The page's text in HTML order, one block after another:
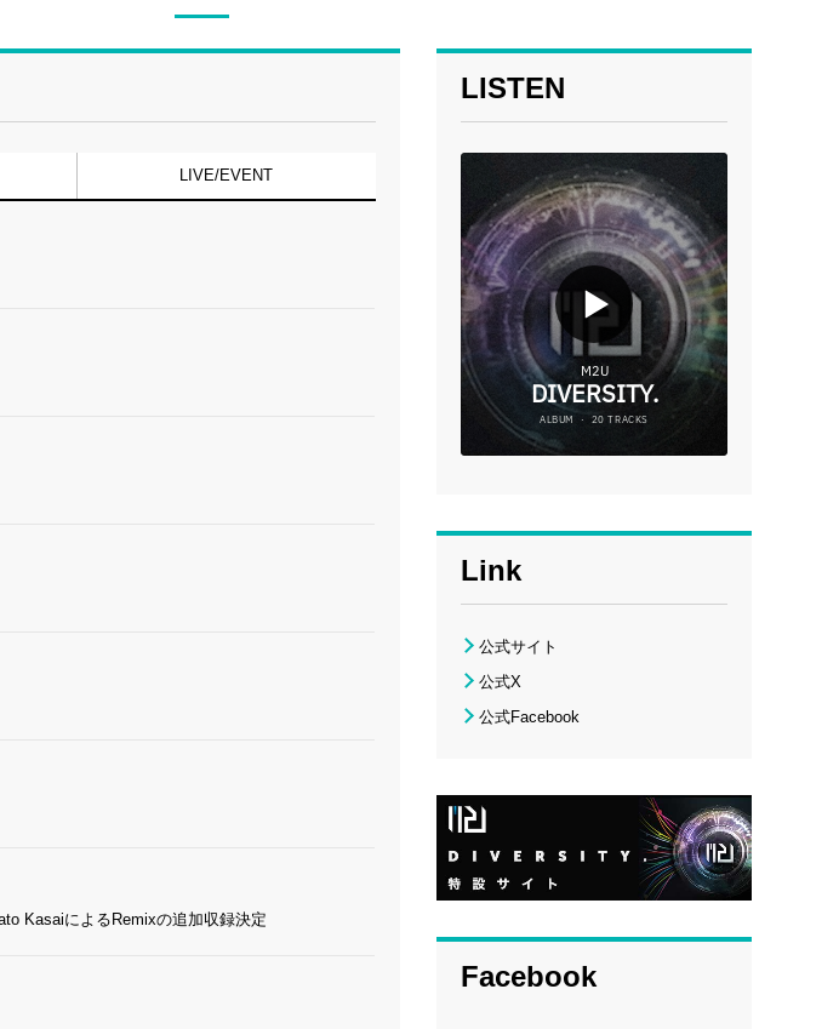
LIVE/EVENT
KasaiによるRemixの追加収録決定
LISTEN
Link
公式サイト
公式X
公式Facebook
Facebook